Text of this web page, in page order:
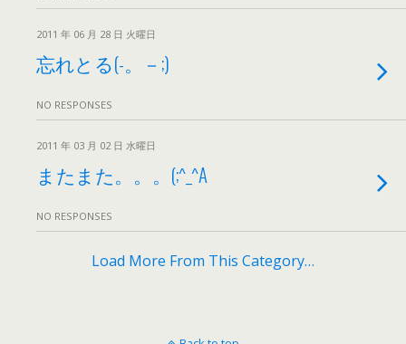
2011 年 06 月 28 日 火曜日
忘れとる(-。－;)
NO RESPONSES
2011 年 03 月 02 日 水曜日
またまた。。。(;^_^A
NO RESPONSES
Load More From This Category…